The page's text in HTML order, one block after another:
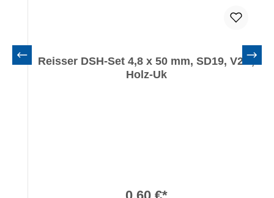
Reisser DSH-Set 4,8 x 50 mm, SD19, V2A,
Holz-Uk